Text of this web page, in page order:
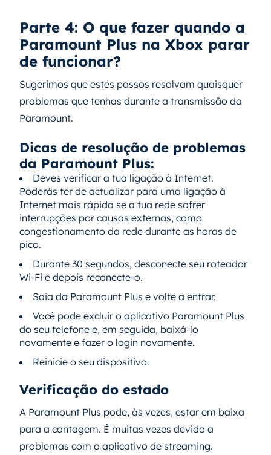
Parte 4: O que fazer quando a
Paramount Plus na Xbox parar
de funcionar?
Sugerimos que estes passos resolvam quaisquer
problemas que tenhas durante a transmissão da
Paramount.
Dicas de resolução de problemas
da Paramount Plus:
Deves verificar a tua ligação à Internet.
Poderás ter de actualizar para uma ligação à
Internet mais rápida se a tua rede sofrer
interrupções por causas externas, como
congestionamento da rede durante as horas de
pico.
Durante 30 segundos, desconecte seu roteador
Wi-Fi e depois reconecte-o.
Saia da Paramount Plus e volte a entrar.
Você pode excluir o aplicativo Paramount Plus
do seu telefone e, em seguida, baixá-lo
novamente e fazer o login novamente.
Reinicie o seu dispositivo.
Verificação do estado
A Paramount Plus pode, às vezes, estar em baixa
para a contagem. É muitas vezes devido a
problemas com o aplicativo de streaming.